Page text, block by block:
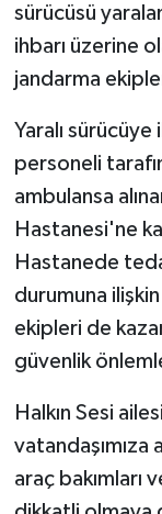
sürücüsü
ihbarı üzerine
jandarma
Yaralı
personeli
ambulansa
Hastanesi'ne
Hastanede
durumuna
ekipleri de
güvenlik
Halkın Sesi
araç bakımları
Röportaj
Sağlık
SİYASET
Spor
Ulusal